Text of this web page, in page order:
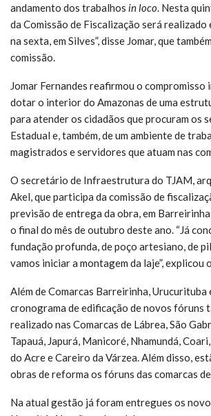
andamento dos trabalhos in loco. Nesta
da Comissão de Fiscalização será realizado
na sexta, em Silves”, disse Jomar, que
comissão.
Jomar Fernandes reafirmou o
dotar o interior do Amazonas de uma
para atender os cidadãos que procuram os
Estadual e, também, de um ambiente de
magistrados e servidores que atuam nas
O secretário de Infraestrutura do TJAM,
Akel, que participa da comissão de
previsão de entrega da obra, em
o final do mês de outubro deste ano. “Já
fundação profunda, de poço artesiano, de
vamos iniciar a montagem da laje”, explicou
Além de Comarcas Barreirinha, Urucurituba
cronograma de edificação de novos fóruns
realizado nas Comarcas de Lábrea, São
Tapauá, Japurá, Manicoré, Nhamundá,
do Acre e Careiro da Várzea. Além disso,
obras de reforma os fóruns das comarcas
Na atual gestão já foram entregues os